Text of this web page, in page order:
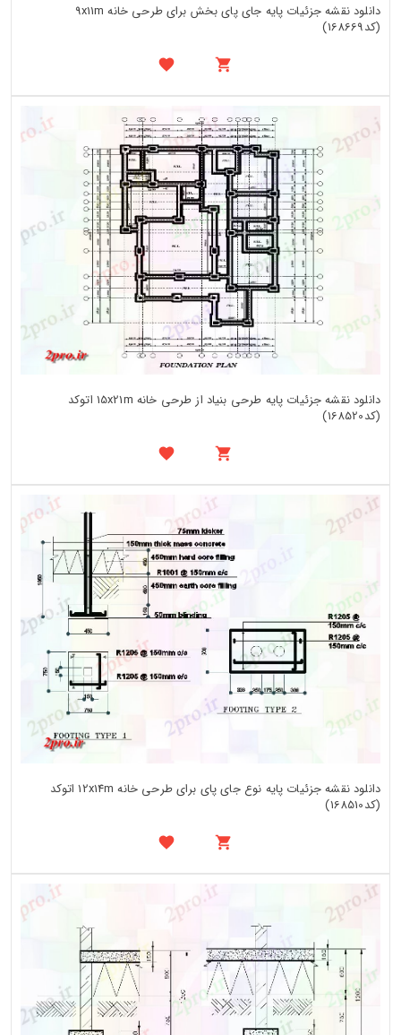
دانلود نقشه جزئیات پایه جای پای بخش برای طرحی خانه 9x11m
(کد168669)
دانلود نقشه جزئیات پایه طرحی بنیاد از طرحی خانه 15x21m اتوکد
(کد168520)
دانلود نقشه جزئیات پایه نوع جای پای برای طرحی خانه 12x14m اتوکد
(کد168510)